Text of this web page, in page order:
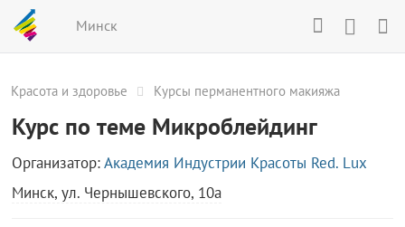
Минск
Красота и здоровье Курсы перманентного макияжа
Курс по теме Микроблейдинг
Организатор:Академия Индустрии Красоты Red. Lux
Минск, ул. Чернышевского, 10а